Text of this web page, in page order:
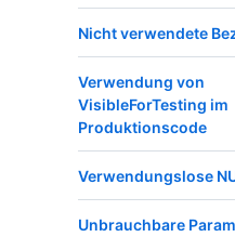
Nicht verwendete
Verwendung von
VisibleForTesting im
Produktionscode
Verwendungslose
Unbrauchbare